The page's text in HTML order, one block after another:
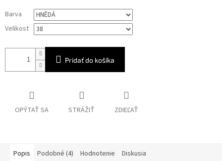
Jednotková
cena:
Barva
Velikost
Pridať do košíka
OPÝTAŤ SA STRÁŽIŤ ZDIEĽAŤ
Popis Podobné (4) Hodnotenie Diskusia